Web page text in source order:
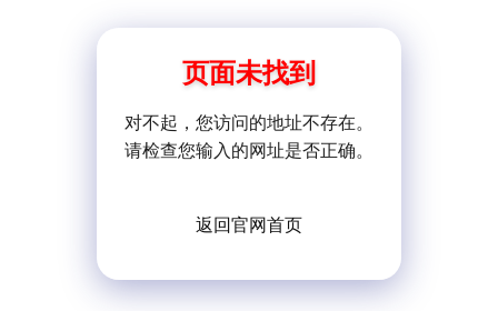
页面未找到
对不起，您访问的地址不存在。
请检查您输入的网址是否正确。
返回官网首页